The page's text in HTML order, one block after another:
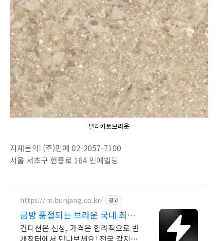
델리카토브라운
자재문의: (주)민예 02-2057-7100
서울 서초구 헌릉로 164 민예빌딩
https://m.bunjang.co.kr/ 광고
금방 품절되는 브라운 국내 최대
브랜드 중고거래
컨디션은 신상, 가격은 합리적으로 번
개장터에서 만나보세요! 전국 각지에